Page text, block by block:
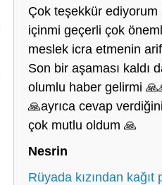
Çok teşekkür ediyorum
içinmi geçerli çok
meslek icra etmenin
Son bir aşaması kaldı
olumlu haber gelirmi
🙏ayrıca cevap
çok mutlu oldum 🙏
Nesrin
Rüyada kızından kağıt